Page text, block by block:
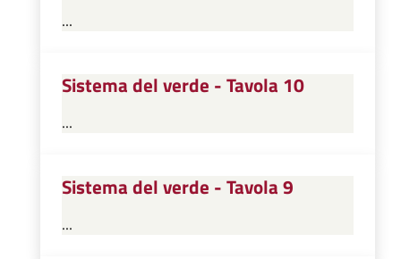
...
Sistema del verde - Tavola 10
...
Sistema del verde - Tavola 9
...